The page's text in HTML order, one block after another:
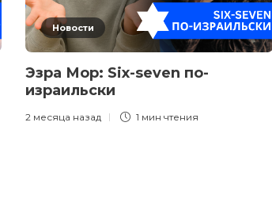
Новости
Эзра Мор: Six-seven по-
израильски
2 месяца назад 1 мин чтения